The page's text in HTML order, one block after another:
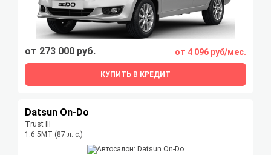
от 273 000 руб. от 4 096 руб/мес.
КУПИТЬ В КРЕДИТ
Datsun On-Do
Trust III
1.6 5MT (87 л. с.)